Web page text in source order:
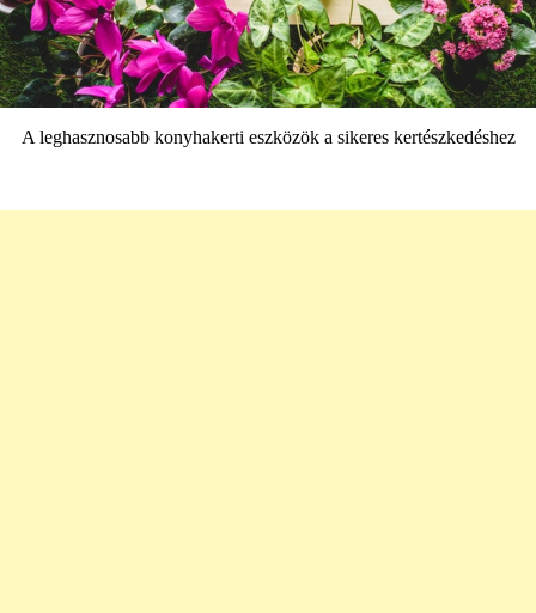
A leghasznosabb konyhakerti eszközök a sikeres kertészkedéshez